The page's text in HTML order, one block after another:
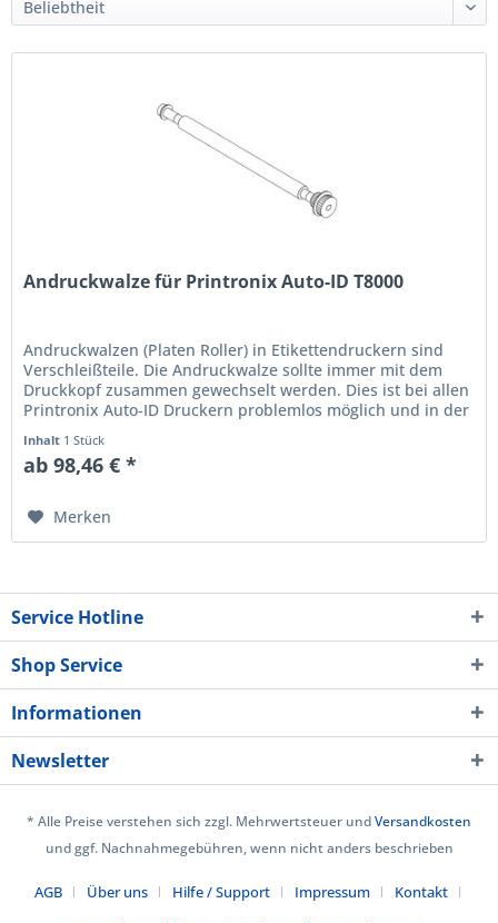
Andruckwalze für Printronix Auto-ID T8000
Andruckwalzen (Platen Roller) in Etikettendruckern sind
Verschleißteile. Die Andruckwalze sollte immer mit dem
Druckkopf zusammen gewechselt werden. Dies ist bei allen
Printronix Auto-ID Druckern problemlos möglich und in der
Inhalt 1 Stück
ab 98,46 € *
Merken
Service Hotline
Shop Service
Informationen
Newsletter
* Alle Preise verstehen sich zzgl. Mehrwertsteuer undVersandkosten
und ggf. Nachnahmegebühren, wenn nicht anders beschrieben
AGB Über uns Hilfe / Support Impressum
Kontakt